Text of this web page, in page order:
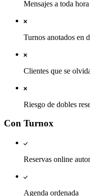
Mensajes a toda hora
Turnos anotados en
Clientes que se
Riesgo de dobles
Con Turnox
Reservas online
Agenda ordenada